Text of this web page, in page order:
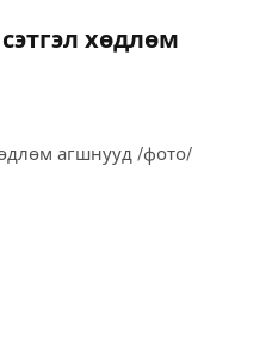
хөдлөм
агшнууд /фото/